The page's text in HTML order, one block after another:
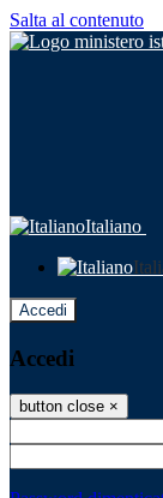
Salta al contenuto
Italiano
Accedi
Accedi
button close ×